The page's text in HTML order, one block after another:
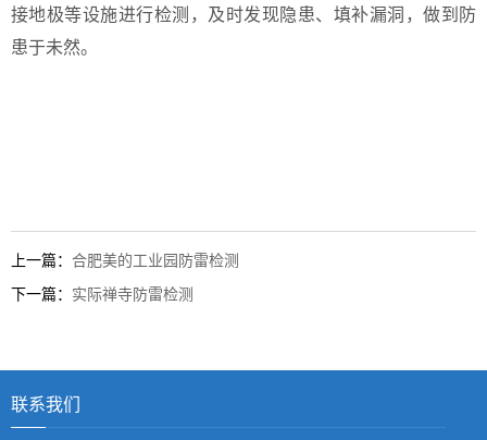
接地极等设施进行检测，及时发现隐患、填补漏洞，做到防
患于未然。
上一篇： 合肥美的工业园防雷检测
下一篇： 实际禅寺防雷检测
联系我们